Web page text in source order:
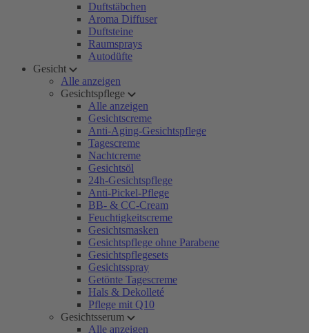
Duftstäbchen
Aroma Diffuser
Duftsteine
Raumsprays
Autodüfte
Gesicht
Alle anzeigen
Gesichtspflege
Alle anzeigen
Gesichtscreme
Anti-Aging-Gesichtspflege
Tagescreme
Nachtcreme
Gesichtsöl
24h-Gesichtspflege
Anti-Pickel-Pflege
BB- & CC-Cream
Feuchtigkeitscreme
Gesichtsmasken
Gesichtspflege ohne Parabene
Gesichtspflegesets
Gesichtsspray
Getönte Tagescreme
Hals & Dekolleté
Pflege mit Q10
Gesichtsserum
Alle anzeigen